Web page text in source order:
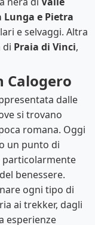
e Pietra
e selvaggi. Altra
di Praia di Vinci,
Calogero
dalle
si trovano
romana. Oggi
un punto di
particolarmente
benessere.
ogni tipo di
ai trekker, dagli
esperienze